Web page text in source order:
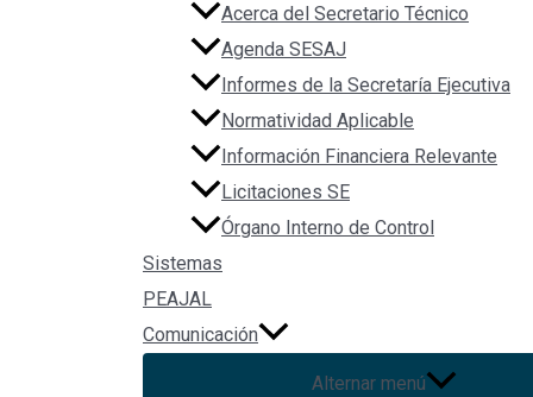
Acerca del Secretario Técnico
Agenda SESAJ
Informes de la Secretaría Ejecutiva
Normatividad Aplicable
Información Financiera Relevante
Licitaciones SE
Órgano Interno de Control
Sistemas
PEAJAL
Comunicación
Alternar menú